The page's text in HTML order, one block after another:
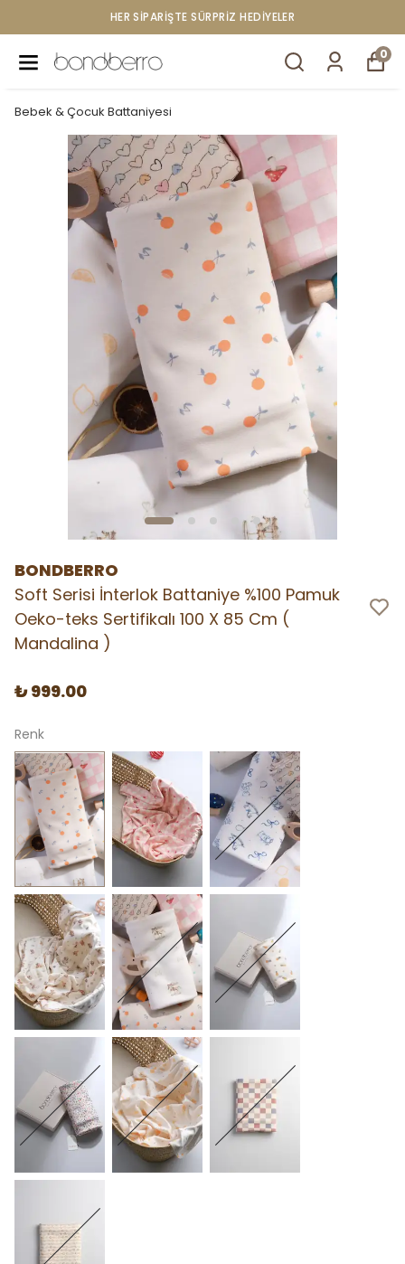
HER SİPARİŞTE SÜRPRİZ HEDİYELER
0
Bebek & Çocuk Battaniyesi
BONDBERRO
Soft Serisi İnterlok Battaniye %100 Pamuk
Oeko-teks Sertifikalı 100 X 85 Cm (
Mandalina )
₺ 999.00
Renk